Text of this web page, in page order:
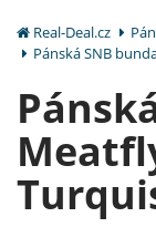
Real-Deal.cz
Pánská SNB